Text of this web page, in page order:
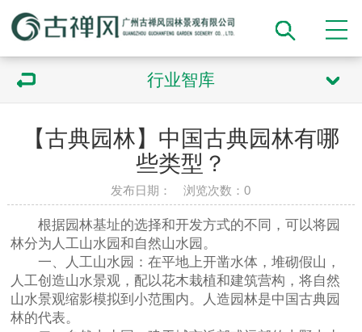
行业智库
【古典园林】中国古典园林有哪
些类型？
发布日期： 浏览次数：0
根据园林基址的选择和开发方式的不同，可以将园
林分为人工山水园和自然山水园。
一、人工山水园：在平地上开凿水体，堆砌假山，
人工创造山水景观，配以花木栽植和建筑营构，将自然
山水景观缩影模拟到小范围内。人造园林是中国古典园
林的代表。